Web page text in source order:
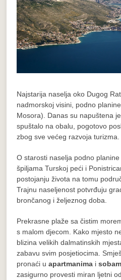
Najstarija naselja oko Dugog
nadmorskoj visini, podno
Mosora). Danas su napuštena
spuštalo na obalu, pogotovo
zbog sve većeg razvoja turizma.
O starosti naselja podno
špiljama Turskoj peći i
postojanju života na tomu
Trajnu naseljenost potvrđuju
brončanog i željeznog doba.
Prekrasne plaže sa čistim
s malom djecom. Kako mjesto
blizina velikih dalmatinskih
zabavu svim posjetiocima.
pronaći uapartmanima i
zasigurno provesti miran ljetni